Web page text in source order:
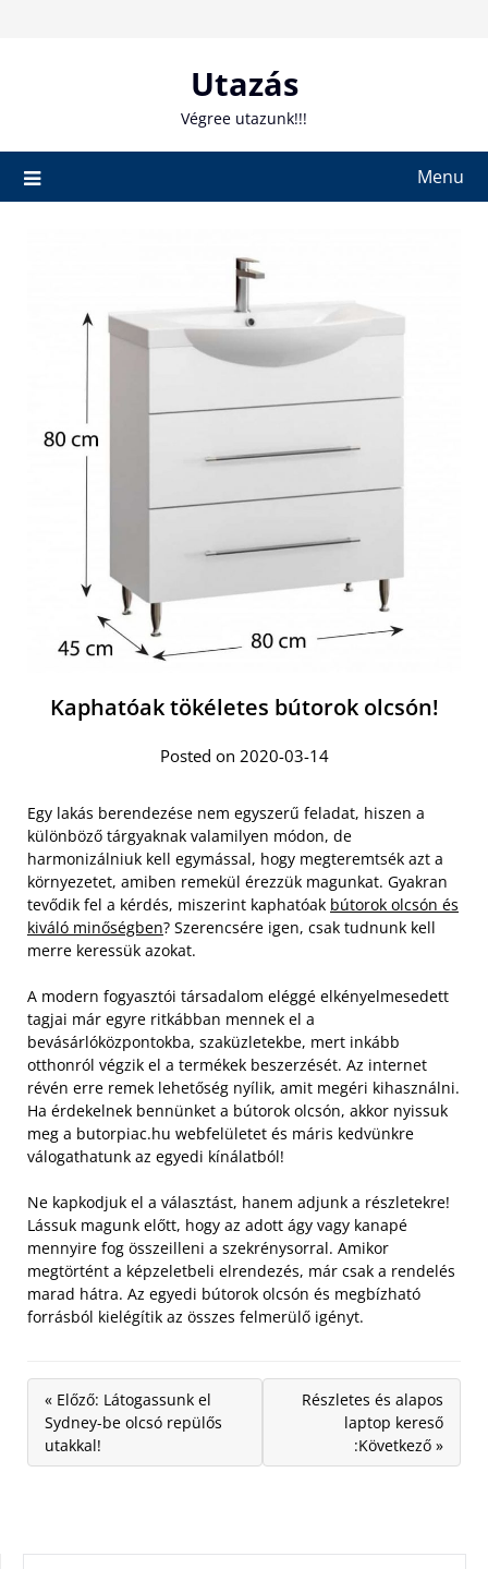
Utazás
Végree utazunk!!!
Menu
Kaphatóak tökéletes bútorok olcsón!
Posted on 2020-03-14
Egy lakás berendezése nem egyszerű feladat, hiszen a
különböző tárgyaknak valamilyen módon, de
harmonizálniuk kell egymással, hogy megteremtsék azt a
környezetet, amiben remekül érezzük magunkat. Gyakran
tevődik fel a kérdés, miszerint kaphatóak bútorok olcsón és
kiváló minőségben? Szerencsére igen, csak tudnunk kell
merre keressük azokat.
A modern fogyasztói társadalom eléggé elkényelmesedett
tagjai már egyre ritkábban mennek el a
bevásárlóközpontokba, szaküzletekbe, mert inkább
otthonról végzik el a termékek beszerzését. Az internet
révén erre remek lehetőség nyílik, amit megéri kihasználni.
Ha érdekelnek bennünket a bútorok olcsón, akkor nyissuk
meg a butorpiac.hu webfelületet és máris kedvünkre
válogathatunk az egyedi kínálatból!
Ne kapkodjuk el a választást, hanem adjunk a részletekre!
Lássuk magunk előtt, hogy az adott ágy vagy kanapé
mennyire fog összeilleni a szekrénysorral. Amikor
megtörtént a képzeletbeli elrendezés, már csak a rendelés
marad hátra. Az egyedi bútorok olcsón és megbízható
forrásból kielégítik az összes felmerülő igényt.
« Előző: Látogassunk el
Sydney-be olcsó repülős
utakkal!
Részletes és alapos
laptop kereső
:Következő »